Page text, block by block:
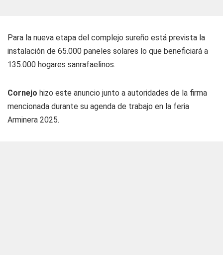
Para la nueva etapa del complejo sureño está prevista la
instalación de 65.000 paneles solares lo que beneficiará a
135.000 hogares sanrafaelinos.
Cornejo hizo este anuncio junto a autoridades de la firma
mencionada durante su agenda de trabajo en la feria
Arminera 2025.